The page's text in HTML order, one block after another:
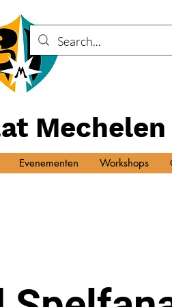
Mechelen
Evenementen Workshops